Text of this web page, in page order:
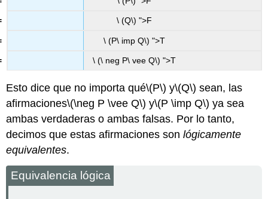
\ (Q\) ">F
\ (P\ imp Q\) ">T
\ (\ neg P\ vee Q\) ">T
Esto dice que no importa qué\(P\) y\(Q\) sean, las
afirmaciones\(\neg P \vee Q\) y\(P \imp Q\) ya sea
ambas verdaderas o ambas falsas. Por lo tanto,
decimos que estas afirmaciones sonlógicamente
equivalentes.
Equivalencia lógica